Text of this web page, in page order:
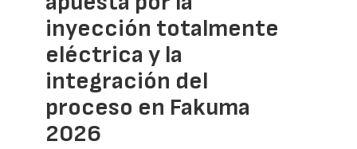
inyección totalmente
eléctrica y la
integración del
proceso en Fakuma
2026